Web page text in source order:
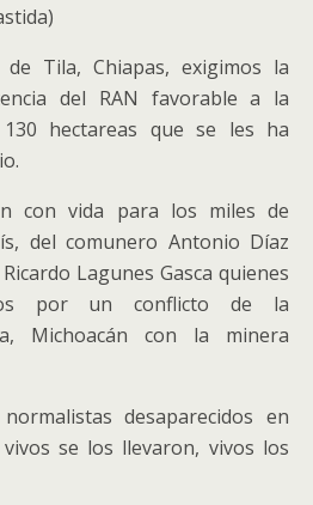
Tila, Chiapas, exigimos la
del RAN favorable a la
hectareas que se les ha
con vida para los miles de
del comunero Antonio Díaz
Lagunes Gasca quienes
por un conflicto de la
Michoacán con la minera
desaparecidos en
vivos se los llevaron, vivos los